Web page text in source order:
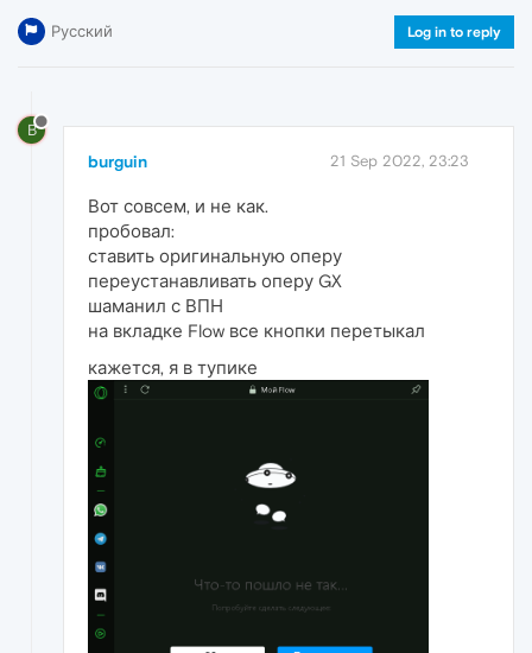
Русский Log in to reply
B
burguin 21 Sep 2022, 23:23
Вот совсем, и не как.
пробовал:
ставить оригинальную оперу
переустанавливать оперу GX
шаманил с ВПН
на вкладке Flow все кнопки перетыкал
кажется, я в тупике